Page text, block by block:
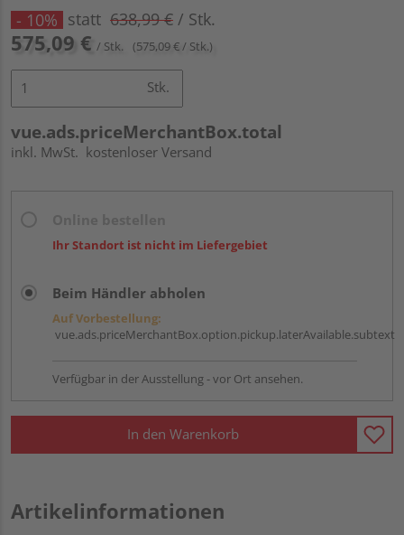
- 10% statt 638,99 € / Stk.
575,09 € / Stk. (575,09 € / Stk.)
Stk.
vue.ads.priceMerchantBox.total
inkl. MwSt. kostenloser Versand
Ihr Standort ist nicht im Liefergebiet
Beim Händler abholen
Auf Vorbestellung:
vue.ads.priceMerchantBox.option.pickup.laterAvailable.subtext
Verfügbar in der Ausstellung - vor Ort ansehen.
In den Warenkorb
Artikelinformationen